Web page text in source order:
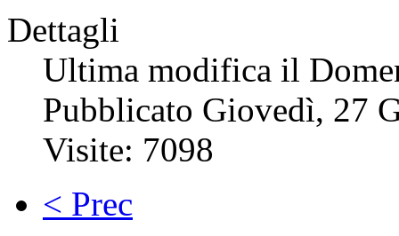
Dettagli
Ultima modifica il
Pubblicato Giovedì, 27
Visite: 7098
< Prec